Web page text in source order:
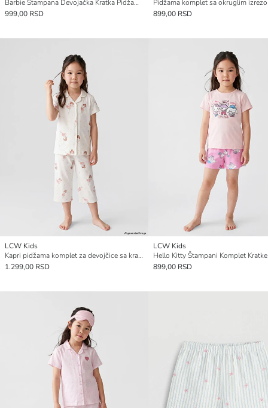
Barbie Štampana Devojačka Kratka Pidžama Komplet
999,00 RSD
899,00 RSD
LCW Kids
Kapri pidžama komplet za devojčice sa kragnom
1.299,00 RSD
LCW Kids
899,00 RSD